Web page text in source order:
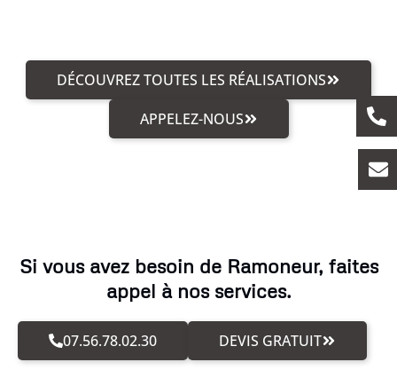
DÉCOUVREZ TOUTES LES RÉALISATIONS
APPELEZ-NOUS
Si vous avez besoin de Ramoneur, faites
appel à nos services.
07.56.78.02.30 DEVIS GRATUIT